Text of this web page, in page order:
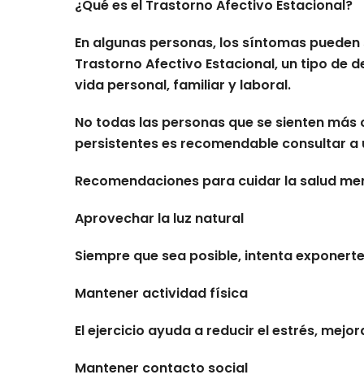
¿Qué es el Trastorno Afectivo Estacional?
En algunas personas, los síntomas
Trastorno Afectivo Estacional, un tipo de
vida personal, familiar y laboral.
No todas las personas que se sienten
persistentes es recomendable consultar a
Recomendaciones para cuidar la salud
Aprovechar la luz natural
Siempre que sea posible, intenta
Mantener actividad física
El ejercicio ayuda a reducir el estrés,
Mantener contacto social